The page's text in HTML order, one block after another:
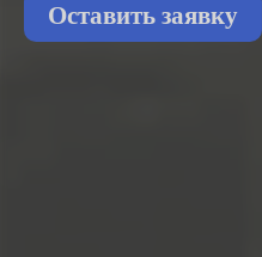
Оставить заявку